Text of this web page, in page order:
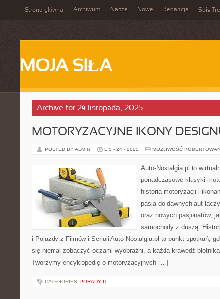
Strona główna Archiwum Nasze Nowe Redakcja Spis
MOJA SIŁA
Archive for 24 listopada, 2025
MOTORYZACYJNE IKONY
POSTED BY ADMIN LIS - 24 - 2025 MOŻLIWOŚĆ
Auto-Nostalgia.pl to
ponadczasowe klasyki
historią motoryzacji i
pasja do dawnych aut
oraz nowych pasjonatów,
samochody z duszą.
i Pojazdy z Filmów i Seriali Auto-Nostalgia.pl to punkt spotkań,
się niemal zobaczyć oczami wyobraźni, a każda krawędź
Tworzymy encyklopedię o motoryzacyjnych […]
CATEGORIES: PORADY IT